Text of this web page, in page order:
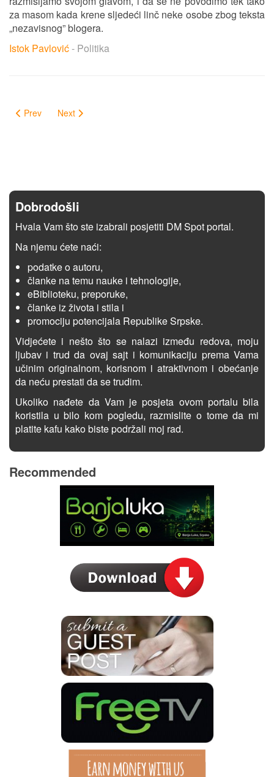
za masom kada krene sljedeći linč neke osobe zbog teksta
„nezavisnog” blogera.
Istok Pavlović- Politika
Prev Next
Dobrodošli
Hvala Vam što ste izabrali posjetiti DM Spot portal.
Na njemu ćete naći:
podatke o autoru,
članke na temu nauke i tehnologije,
eBiblioteku, preporuke,
članke iz života i stila i
promociju potencijala Republike Srpske.
Vidjećete i nešto što se nalazi između redova, moju
ljubav i trud da ovaj sajt i komunikaciju prema Vama
učinim originalnom, korisnom i atraktivnom i obećanje
da neću prestati da se trudim.
Ukoliko nađete da Vam je posjeta ovom portalu bila
koristila u bilo kom pogledu, razmislite o tome da mi
platite kafu kako biste podržali moj rad.
Recommended